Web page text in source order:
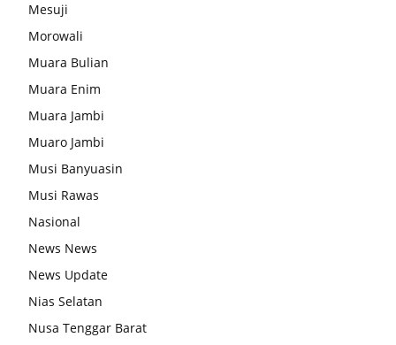
Mesuji
Morowali
Muara Bulian
Muara Enim
Muara Jambi
Muaro Jambi
Musi Banyuasin
Musi Rawas
Nasional
News News
News Update
Nias Selatan
Nusa Tenggar Barat